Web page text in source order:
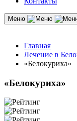
Меню
Главная
Лечение в
«Белокуриха»
«Белокуриха»